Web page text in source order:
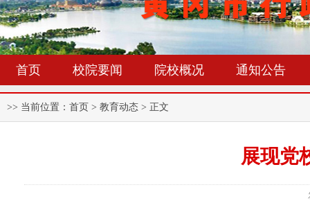
首页 校院要闻 院校概况 通知公告
>> 当前位置： 首页 > 教育动态 > 正文
展现党